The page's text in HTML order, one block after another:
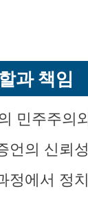
과 책임
민주주의
언의 신뢰
정에서 정